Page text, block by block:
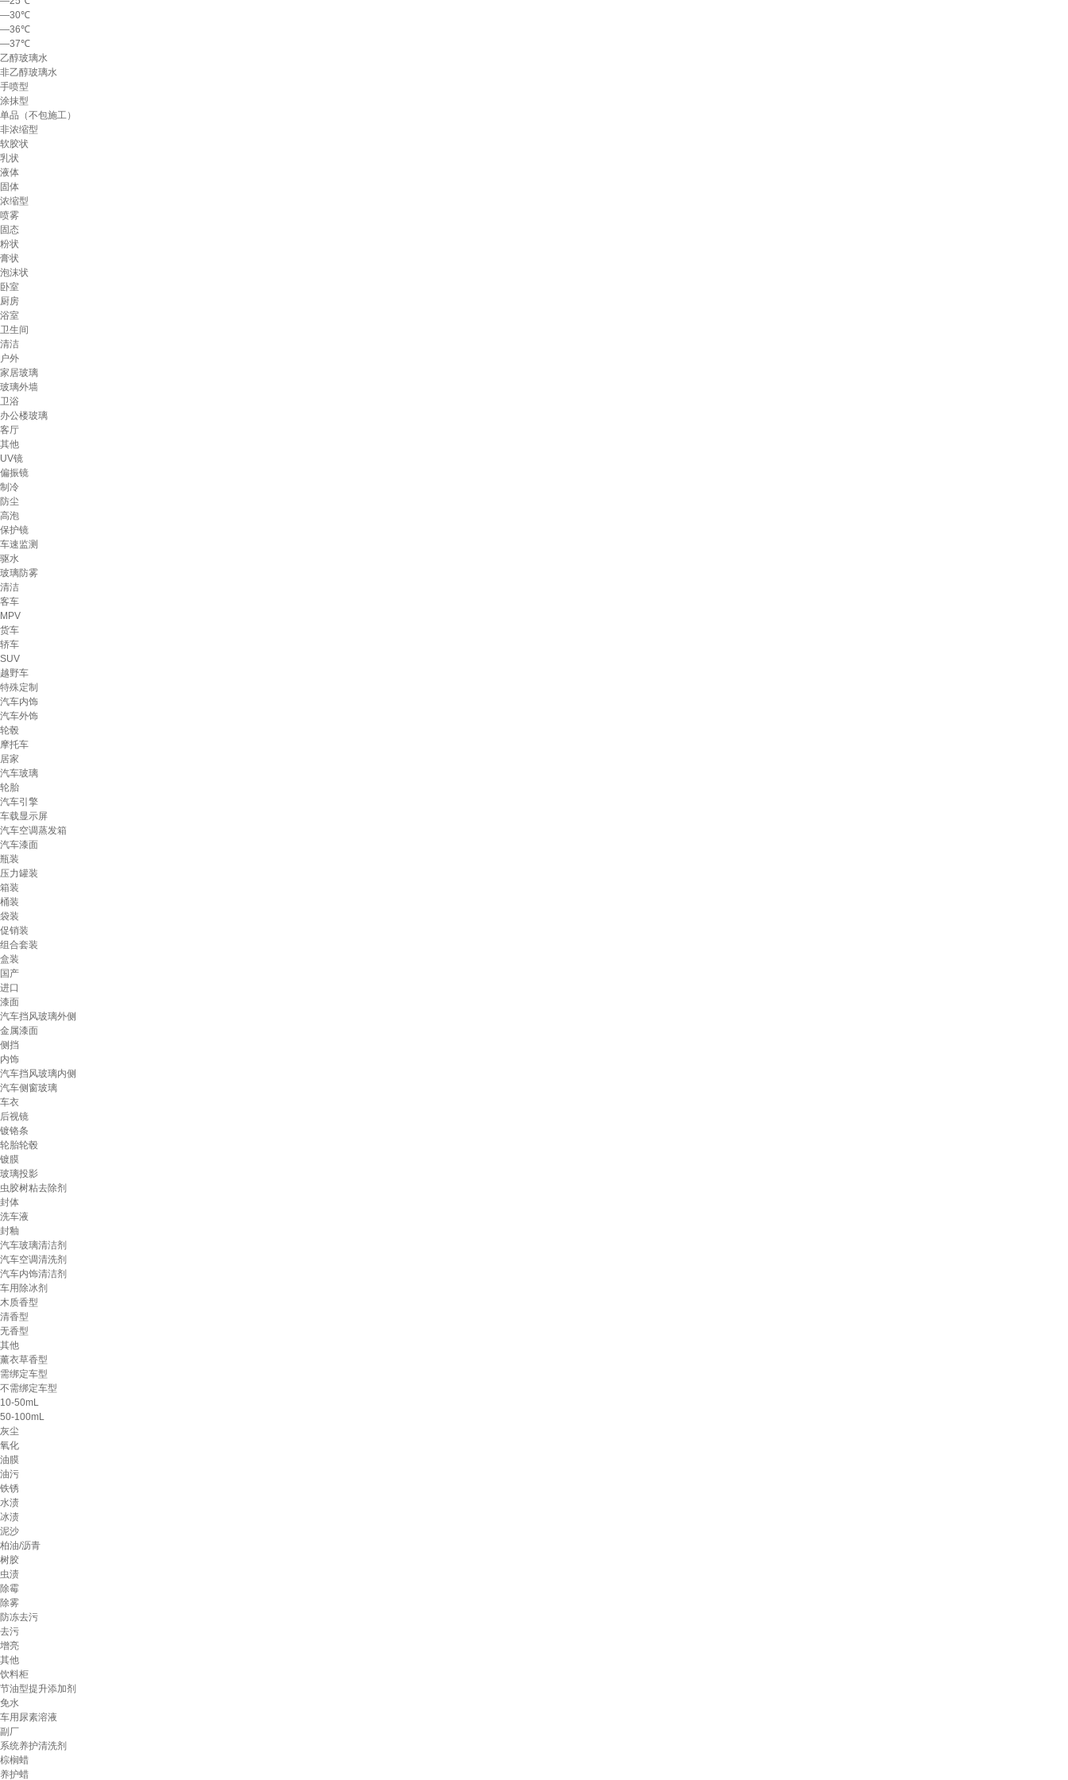
—30℃
—36℃
—37℃
乙醇玻璃水
非乙醇玻璃水
手喷型
涂抹型
单品（不包施工）
非浓缩型
软胶状
乳状
液体
固体
浓缩型
喷雾
固态
粉状
膏状
泡沫状
卧室
厨房
浴室
卫生间
清洁
户外
家居玻璃
玻璃外墙
卫浴
办公楼玻璃
客厅
其他
UV镜
偏振镜
制冷
防尘
高泡
保护镜
车速监测
驱水
玻璃防雾
清洁
客车
MPV
货车
轿车
SUV
越野车
特殊定制
汽车内饰
汽车外饰
轮毂
摩托车
居家
汽车玻璃
轮胎
汽车引擎
车载显示屏
汽车空调蒸发箱
汽车漆面
瓶装
压力罐装
箱装
桶装
袋装
促销装
组合套装
盒装
国产
进口
漆面
汽车挡风玻璃外侧
金属漆面
侧挡
内饰
汽车挡风玻璃内侧
汽车侧窗玻璃
车衣
后视镜
镀铬条
轮胎轮毂
镀膜
玻璃投影
虫胶树粘去除剂
封体
洗车液
封釉
汽车玻璃清洁剂
汽车空调清洗剂
汽车内饰清洁剂
车用除冰剂
木质香型
清香型
无香型
其他
薰衣草香型
需绑定车型
不需绑定车型
10-50mL
50-100mL
灰尘
氧化
油膜
油污
铁锈
水渍
冰渍
泥沙
柏油/沥青
树胶
虫渍
除霉
除雾
防冻去污
去污
增亮
其他
饮料柜
节油型提升添加剂
免水
车用尿素溶液
副厂
系统养护清洗剂
棕榈蜡
养护蜡